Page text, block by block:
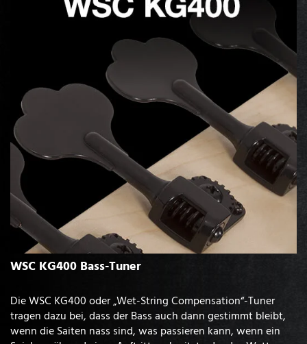
WSC KG400 Bass-Tuner
Die WSC KG400 oder „Wet-String Compensation“-Tuner
tragen dazu bei, dass der Bass auch dann gestimmt bleibt,
wenn die Saiten nass sind, was passieren kann, wenn ein